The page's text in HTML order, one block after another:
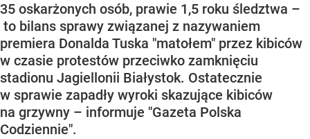
35 oskarżonych osób, prawie 1,5 roku śledztwa –
to bilans sprawy związanej z nazywaniem
premiera Donalda Tuska "matołem" przez kibiców
w czasie protestów przeciwko zamknięciu
stadionu Jagiellonii Białystok. Ostatecznie
w sprawie zapadły wyroki skazujące kibiców
na grzywny – informuje "Gazeta Polska
Codziennie".